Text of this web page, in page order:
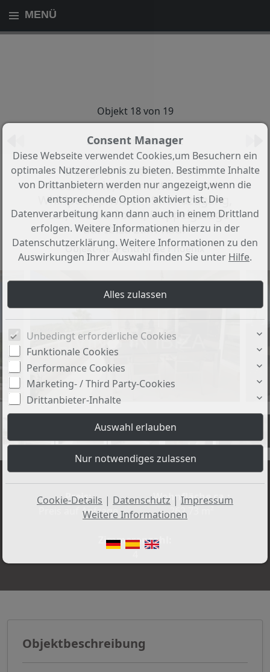
MENÜ
Objekt 18 von 19
Zurück zur Übersicht
Designer Penthaus, erste
Meereslinie, Sonnenterrase mit
Whirlpool, privatem Strandzugang,
Pool, Paddle Court, Doppelgarage
auf Ibiza zum Kauf
Objekt-Nr.: Penthouse Phoenix
Preis:
Preis auf Anfrage
Wohnfläche ca.:
262,73 m²
Zimmeranzahl:
Objektbeschreibung
Consent Manager
Diese Webseite verwendet Cookies,um Besuchern ein
optimales Nutzererlebnis zu bieten. Bestimmte Inhalte
von Drittanbietern werden nur angezeigt,wenn die
entsprechende Option aktiviert ist. Die
Datenverarbeitung kann dann auch in einem Drittland
erfolgen. Weitere Informationen hierzu in der
Datenschutzerklärung. Weitere Informationen zu den
Auswirkungen Ihrer Auswahl finden Sie unter Hilfe.
Unbedingt erforderliche Cookies
Funktionale Cookies
Performance Cookies
Marketing- / Third Party-Cookies
Drittanbieter-Inhalte
Cookie-Details | Datenschutz | Impressum
Weitere Informationen